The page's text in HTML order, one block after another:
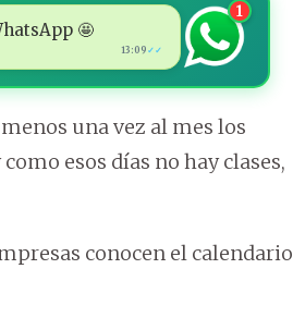
🤩
13:09 ✓✓
1
una vez al mes los
esos días no hay clases,
conocen el calendario